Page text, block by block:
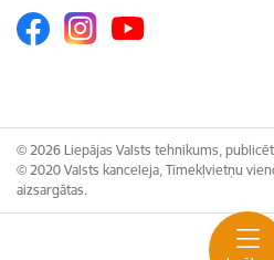
© 2026 Liepājas Valsts tehnikums,
© 2020 Valsts kanceleja, Tīmekļvietņu
aizsargātas.